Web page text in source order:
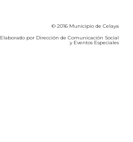
© 2016 Municipio de Celaya
Elaborado por Dirección de Comunicación Social
y Eventos Especiales